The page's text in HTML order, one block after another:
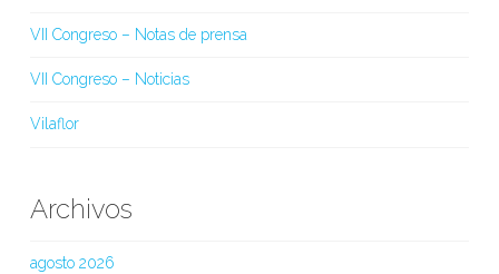
VII Congreso – Notas de prensa
VII Congreso – Noticias
Vilaflor
Archivos
agosto 2026